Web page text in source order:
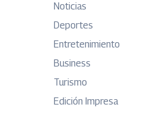
Noticias
Deportes
Entretenimiento
Business
Turismo
Edición Impresa